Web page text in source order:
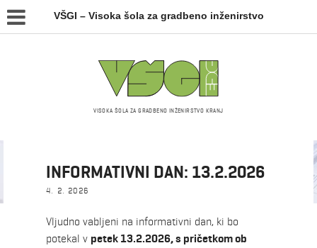
VŠGI – Visoka šola za gradbeno inženirstvo
VISOKA ŠOLA ZA GRADBENO INŽENIRSTVO KRANJ
NoviceINFORMATIVNI DAN: 13.2.2026
4. 2. 2026
Vljudno vabljeni na informativni dan, ki bo
potekal v petek 13.2.2026, s pričetkom ob